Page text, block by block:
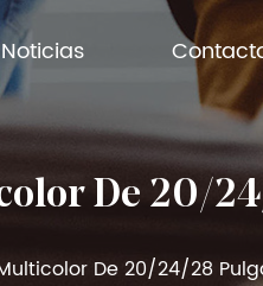
Noticias
De 20/
De 20/24/28